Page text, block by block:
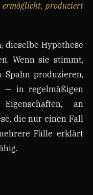
ermöglicht, produziert
dieselbe Hypothese
Wenn sie stimmt,
produzieren,
— in regelmäßigen
an
die nur einen Fall
Fälle erklärt